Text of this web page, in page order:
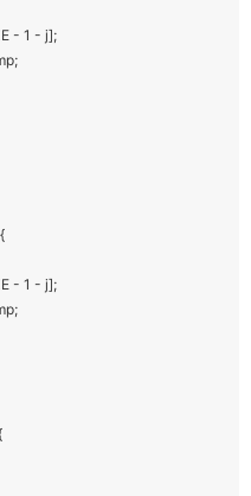
- 1 - j];
- 1 - j];